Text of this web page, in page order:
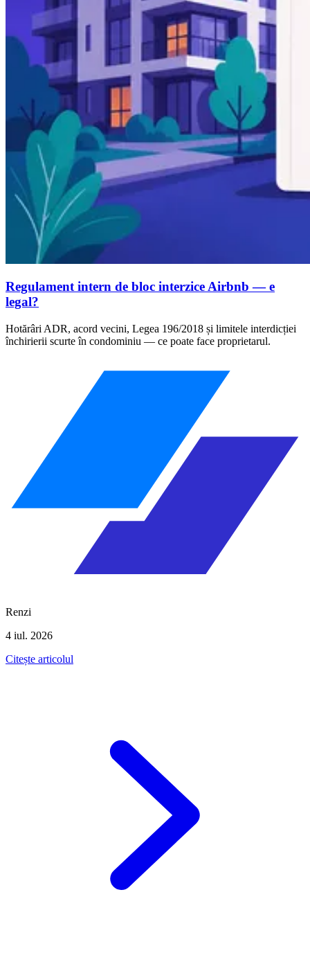
Regulament intern de bloc interzice Airbnb — e
legal?
Hotărâri ADR, acord vecini, Legea 196/2018 și limitele interdicției
închirierii scurte în condominiu — ce poate face proprietarul.
Renzi
4 iul. 2026
Citește articolul